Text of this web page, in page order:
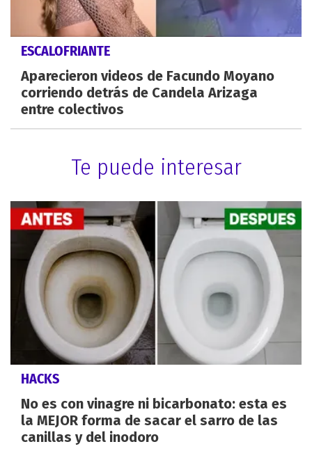
ESCALOFRIANTE
Aparecieron videos de Facundo Moyano
corriendo detrás de Candela Arizaga
entre colectivos
Te puede interesar
HACKS
No es con vinagre ni bicarbonato: esta es
la MEJOR forma de sacar el sarro de las
canillas y del inodoro